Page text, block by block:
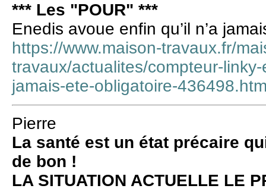
*** Les "POUR" ***
Enedis avoue enfin qu’il n’a
https://www.maison-travaux.fr/
travaux/actualites/compteur-
jamais-ete-obligatoire-
Pierre
La santé est un état précaire
de bon !
LA SITUATION ACTUELLE LE